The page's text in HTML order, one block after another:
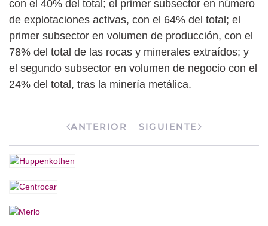
con el 40% del total; el primer subsector en número
de explotaciones activas, con el 64% del total; el
primer subsector en volumen de producción, con el
78% del total de las rocas y minerales extraídos; y
el segundo subsector en volumen de negocio con el
24% del total, tras la minería metálica.
ANTERIOR SIGUIENTE